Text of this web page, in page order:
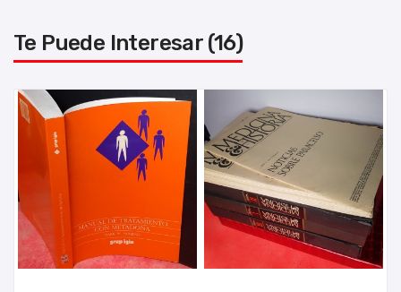
Te Puede Interesar (16)